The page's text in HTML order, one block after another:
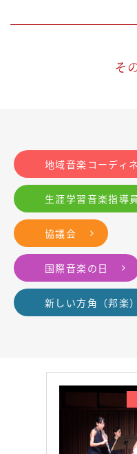
そ
地域音楽コーディ
生涯学習音楽指導員
協議会
国際音楽の日
新しい方角（邦楽）